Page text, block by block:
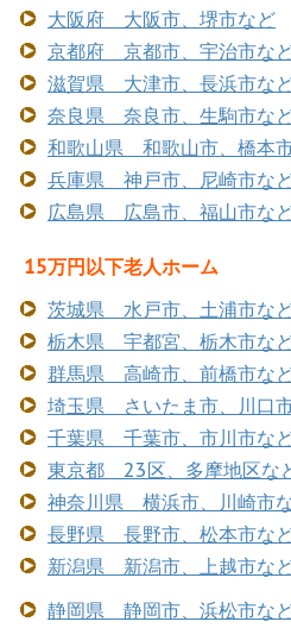
大阪府 大阪市、堺市など
京都府 京都市、宇治市な
滋賀県 大津市、長浜市な
奈良県 奈良市、生駒市な
和歌山県 和歌山市、橋本
兵庫県 神戸市、尼崎市な
広島県 広島市、福山市な
15万円以下老人ホーム
茨城県 水戸市、土浦市な
栃木県 宇都宮、栃木市な
群馬県 高崎市、前橋市な
埼玉県 さいたま市、川口
千葉県 千葉市、市川市な
東京都 23区、多摩地区な
神奈川県 横浜市、川崎市
長野県 長野市、松本市な
新潟県 新潟市、上越市な
静岡県 静岡市、浜松市な